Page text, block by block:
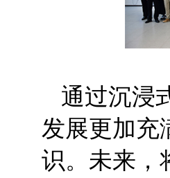
通过沉浸
发展更加充
识。未来，